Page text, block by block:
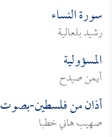
سورة النساء
رشيد بلعالية
المسؤولية
أيمن صيدح
أذان من فلسطين-
صهيب هاني خطبا